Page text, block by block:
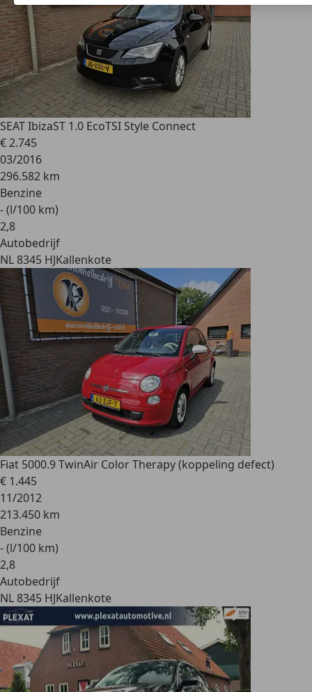
SEAT IbizaST 1.0 EcoTSI Style Connect
€ 2.745
03/2016
296.582 km
Benzine
- (l/100 km)
2,8
Autobedrijf
NL 8345 HJKallenkote
Fiat 5000.9 TwinAir Color Therapy (koppeling defect)
€ 1.445
11/2012
213.450 km
Benzine
- (l/100 km)
2,8
Autobedrijf
NL 8345 HJKallenkote